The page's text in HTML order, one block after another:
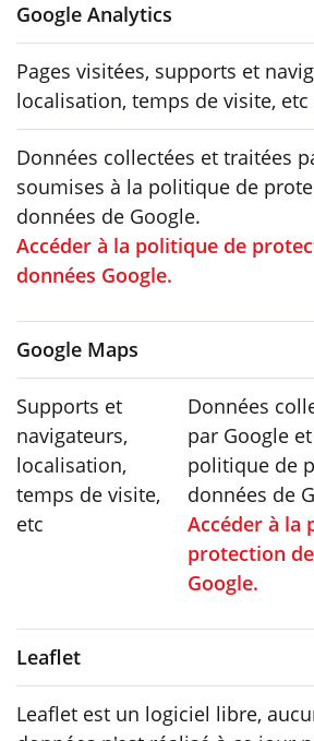
Google Analytics
Pages visitées, supports et
localisation, temps de visite, etc
Données collectées et traitées
soumises à la politique de
données de Google.
Accéder à la politique de
données Google.
Google Maps
Supports et
navigateurs,
localisation,
temps de visite,
etc
Données
par Google
politique de
données de
Accéder à la
protection
Google.
Leaflet
Leaflet est un logiciel libre,